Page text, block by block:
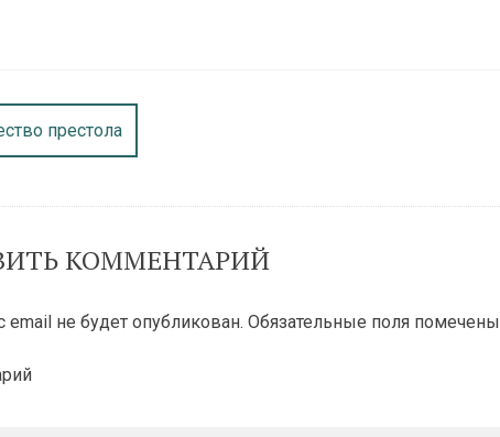
престола
КОММЕНТАРИЙ
email не будет опубликован. Обязательные поля помечены